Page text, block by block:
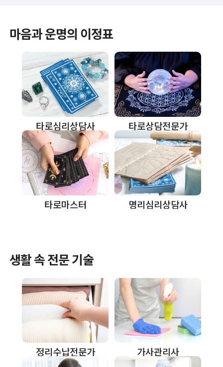
마음과 운명의 이정표
타로심리상담사 타로상담전문가
타로마스터 명리심리상담사
생활 속 전문 기술
정리수납전문가 가사관리사